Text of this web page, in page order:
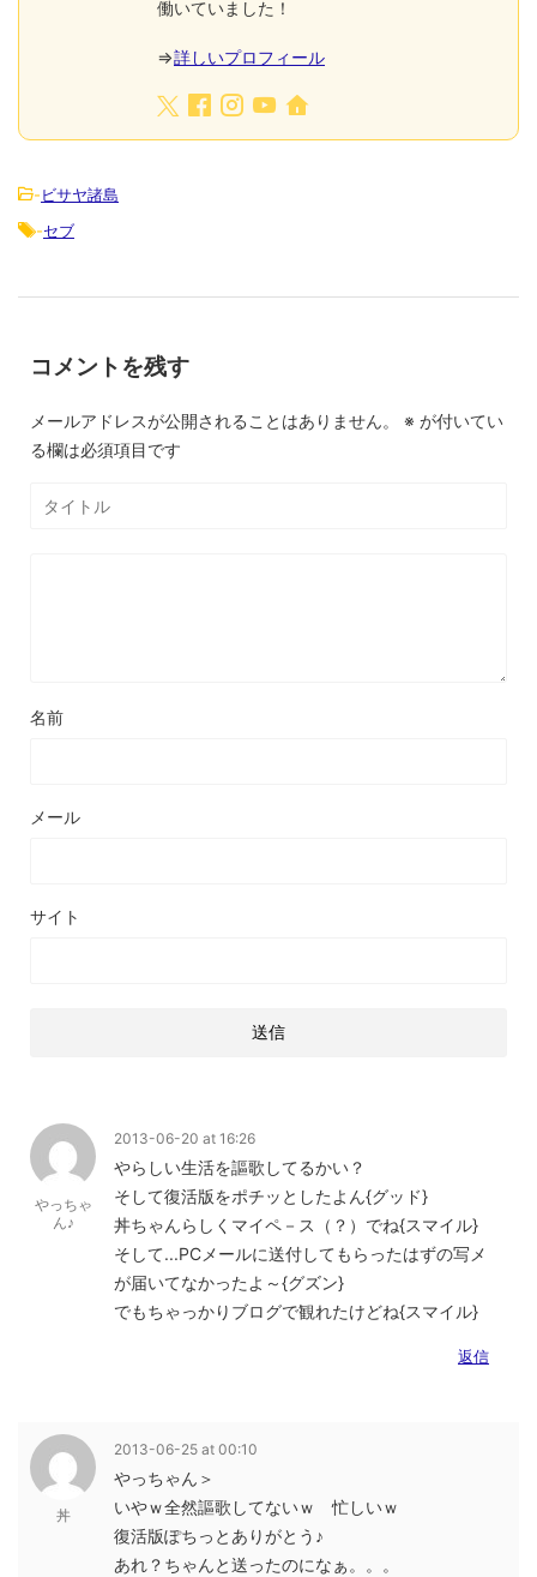
働いていました！
⇒詳しいプロフィール
-ビサヤ諸島
-セブ
コメントを残す
メールアドレスが公開されることはありません。 ※ が付いてい
る欄は必須項目です
名前
メール
サイト
やっちゃ
ん♪
2013-06-20 at 16:26
やらしい生活を謳歌してるかい？
そして復活版をポチッとしたよん{グッド}
丼ちゃんらしくマイペ－ス（？）でね{スマイル}
そして...PCメールに送付してもらったはずの写メ
が届いてなかったよ～{グズン}
でもちゃっかりブログで観れたけどね{スマイル}
返信
丼
2013-06-25 at 00:10
やっちゃん＞
いやｗ全然謳歌してないｗ 忙しいｗ
復活版ぽちっとありがとう♪
あれ？ちゃんと送ったのになぁ。。。